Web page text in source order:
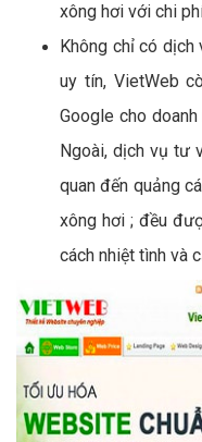
xông hơi với chi
Không chỉ có
uy tín, VietWeb
Google cho
Ngoài, dịch vụ tư
quan đến quảng
xông hơi ; đều
cách nhiệt tình và